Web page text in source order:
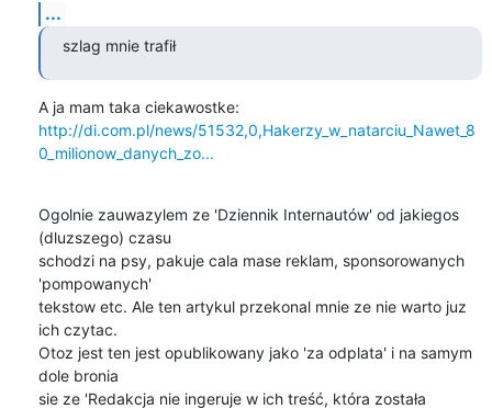
...
szlag mnie trafił
http://di.com.pl/news/51532,0,Hakerzy_w_natarciu_Nawet_8
0_milionow_danych_zo...
Ogolnie zauwazylem ze 'Dziennik Internautów' od jakiegos
(dluzszego) czasu
schodzi na psy, pakuje cala mase reklam, sponsorowanych
'pompowanych'
tekstow etc. Ale ten artykul przekonal mnie ze nie warto juz
ich czytac.
Otoz jest ten jest opublikowany jako 'za odplata' i na samym
dole bronia
sie ze 'Redakcja nie ingeruje w ich treść, która została